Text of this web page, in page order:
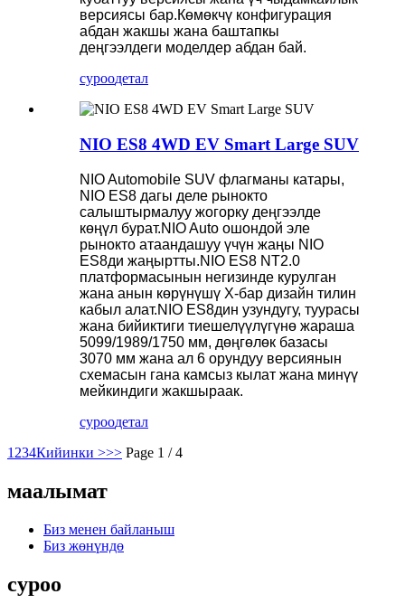
версиясы бар.Көмөкчү конфигурация
абдан жакшы жана баштапкы
деңгээлдеги моделдер абдан бай.
суроодетал
NIO ES8 4WD EV Smart Large SUV
NIO Automobile SUV флагманы катары,
NIO ES8 дагы деле рынокто
салыштырмалуу жогорку деңгээлде
көңүл бурат.NIO Auto ошондой эле
рынокто атаандашуу үчүн жаңы NIO
ES8ди жаңыртты.NIO ES8 NT2.0
платформасынын негизинде курулган
жана анын көрүнүшү X-бар дизайн тилин
кабыл алат.NIO ES8дин узундугу, туурасы
жана бийиктиги тиешелүүлүгүнө жараша
5099/1989/1750 мм, дөңгөлөк базасы
3070 мм жана ал 6 орундуу версиянын
схемасын гана камсыз кылат жана минүү
мейкиндиги жакшыраак.
суроодетал
1 234Кийинки >>> Page 1 / 4
маалымат
Биз менен байланыш
Биз жөнүндө
суроо